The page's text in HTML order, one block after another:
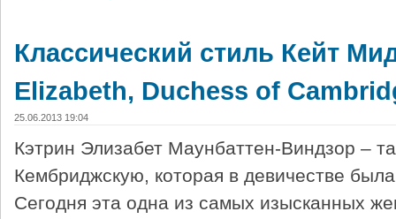
Классический стиль Кейт
Elizabeth, Duchess of
25.06.2013 19:04
Кэтрин Элизабет Маунбаттен-Виндзор –
Кембриджскую, которая в девичестве
Сегодня эта одна из самых изысканных